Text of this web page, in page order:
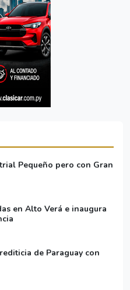
Pequeño pero con Gran
en Alto Verá e inaugura
de Paraguay con